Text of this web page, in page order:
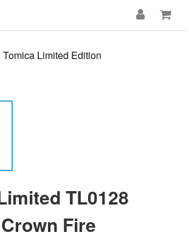
Tomica Limited Edition
TL0128
Fire